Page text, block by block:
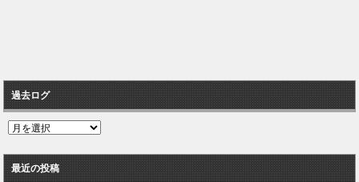
過去ログ
過
ロ
グ
最近の投稿